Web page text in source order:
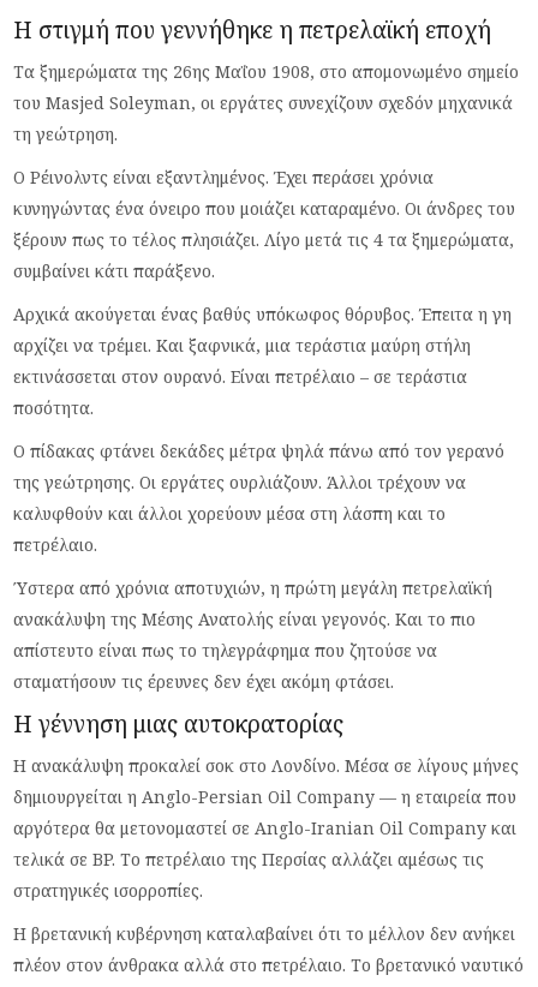
Η στιγμή που γεννήθηκε η πετρελαϊκή εποχή
Τα ξημερώματα της 26ης Μαΐου 1908, στο απομονωμένο σημείο
του Masjed Soleyman, οι εργάτες συνεχίζουν σχεδόν μηχανικά
τη γεώτρηση.
Ο Ρέινολντς είναι εξαντλημένος. Έχει περάσει χρόνια
κυνηγώντας ένα όνειρο που μοιάζει καταραμένο. Οι άνδρες του
ξέρουν πως το τέλος πλησιάζει. Λίγο μετά τις 4 τα ξημερώματα,
συμβαίνει κάτι παράξενο.
Αρχικά ακούγεται ένας βαθύς υπόκωφος θόρυβος. Έπειτα η γη
αρχίζει να τρέμει. Και ξαφνικά, μια τεράστια μαύρη στήλη
εκτινάσσεται στον ουρανό. Είναι πετρέλαιο – σε τεράστια
ποσότητα.
Ο πίδακας φτάνει δεκάδες μέτρα ψηλά πάνω από τον γερανό
της γεώτρησης. Οι εργάτες ουρλιάζουν. Άλλοι τρέχουν να
καλυφθούν και άλλοι χορεύουν μέσα στη λάσπη και το
πετρέλαιο.
Ύστερα από χρόνια αποτυχιών, η πρώτη μεγάλη πετρελαϊκή
ανακάλυψη της Μέσης Ανατολής είναι γεγονός. Και το πιο
απίστευτο είναι πως το τηλεγράφημα που ζητούσε να
σταματήσουν τις έρευνες δεν έχει ακόμη φτάσει.
Η γέννηση μιας αυτοκρατορίας
Η ανακάλυψη προκαλεί σοκ στο Λονδίνο. Μέσα σε λίγους μήνες
δημιουργείται η Anglo-Persian Oil Company — η εταιρεία που
αργότερα θα μετονομαστεί σε Anglo-Iranian Oil Company και
τελικά σε BP. Το πετρέλαιο της Περσίας αλλάζει αμέσως τις
στρατηγικές ισορροπίες.
Η βρετανική κυβέρνηση καταλαβαίνει ότι το μέλλον δεν ανήκει
πλέον στον άνθρακα αλλά στο πετρέλαιο. Το βρετανικό ναυτικό